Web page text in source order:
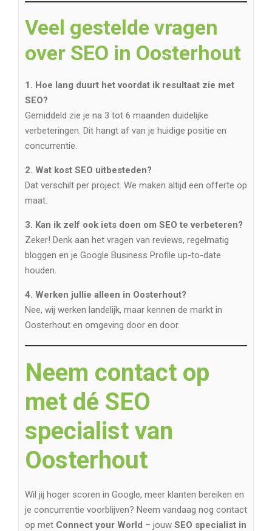
Veel gestelde vragen
over SEO in Oosterhout
1. Hoe lang duurt het voordat ik resultaat zie met
SEO?
Gemiddeld zie je na 3 tot 6 maanden duidelijke
verbeteringen. Dit hangt af van je huidige positie en
concurrentie.
2. Wat kost SEO uitbesteden?
Dat verschilt per project. We maken altijd een offerte op
maat.
3. Kan ik zelf ook iets doen om SEO te verbeteren?
Zeker! Denk aan het vragen van reviews, regelmatig
bloggen en je Google Business Profile up-to-date
houden.
4. Werken jullie alleen in Oosterhout?
Nee, wij werken landelijk, maar kennen de markt in
Oosterhout en omgeving door en door.
Neem contact op
met dé SEO
specialist van
Oosterhout
Wil jij hoger scoren in Google, meer klanten bereiken en
je concurrentie voorblijven? Neem vandaag nog contact
op met Connect your World – jouw SEO specialist in